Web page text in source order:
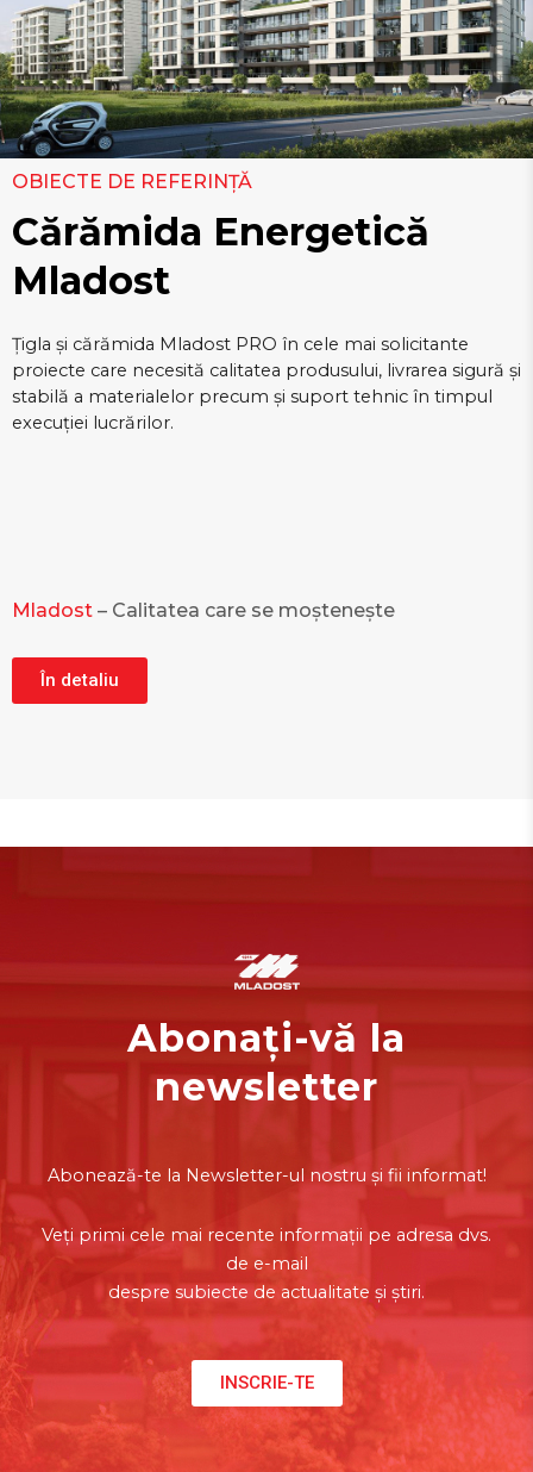
OBIECTE DE REFERINȚĂ
Cărămida Energetică
Mladost
Țigla și cărămida Mladost PRO în cele mai solicitante
proiecte care necesită calitatea produsului, livrarea sigură și
stabilă a materialelor precum și suport tehnic în timpul
execuției lucrărilor.
Mladost – Calitatea care se moștenește
În detaliu
Abonați-vă la
newsletter
Abonează-te la Newsletter-ul nostru și fii informat!
Veți primi cele mai recente informații pe adresa dvs.
de e-mail
despre subiecte de actualitate și știri.
INSCRIE-TE